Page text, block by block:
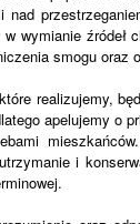
wymianie źródeł
smogu oraz
realizujemy,
apelujemy o
i